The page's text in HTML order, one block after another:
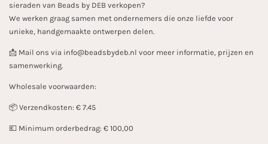
sieraden van Beads by DEB verkopen?
We werken graag samen met ondernemers die onze liefde voor
unieke, handgemaakte ontwerpen delen.
📩 Mail ons via info@beadsbydeb.nl voor meer informatie, prijzen en
samenwerking.
Wholesale voorwaarden:
📦 Verzendkosten: € 7.45
💶 Minimum orderbedrag: € 100,00